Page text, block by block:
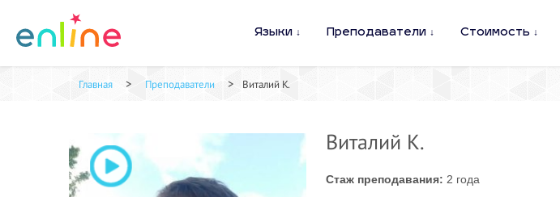
Языки Преподаватели Стоимость
Главная > Преподаватели > Виталий К.
Виталий К.
Стаж преподавания: 2 года